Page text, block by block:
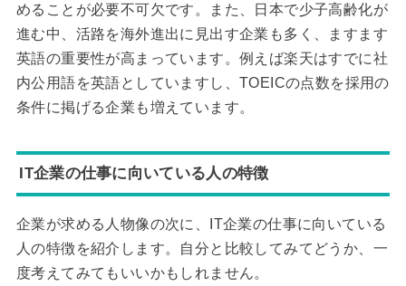
めることが必要不可欠です。また、日本で少子高齢化が
進む中、活路を海外進出に見出す企業も多く、ますます
英語の重要性が高まっています。例えば楽天はすでに社
内公用語を英語としていますし、TOEICの点数を採用の
条件に掲げる企業も増えています。
IT企業の仕事に向いている人の特徴
企業が求める人物像の次に、IT企業の仕事に向いている
人の特徴を紹介します。自分と比較してみてどうか、一
度考えてみてもいいかもしれません。